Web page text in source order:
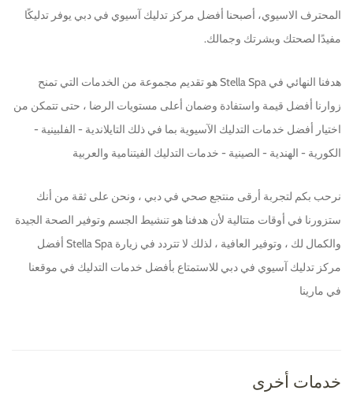
المحترف الاسيوي، أصبحنا أفضل مركز تدليك آسيوي في دبي يوفر تدليكًا
مفيدًا لصحتك وبشرتك وجمالك.
هدفنا النهائي في Stella Spa هو تقديم مجموعة من الخدمات التي تمنح
زوارنا أفضل قيمة واستفادة وضمان أعلى مستويات الرضا ، حتى تتمكن من
اختيار أفضل خدمات التدليك الآسيوية بما في ذلك التايلاندية - الفلبينية -
الكورية - الهندية - الصينية - خدمات التدليك الفيتنامية والعربية
نرحب بكم لتجربة أرقى منتجع صحي في دبي ، ونحن على ثقة من أنك
ستزورنا في أوقات متتالية لأن هدفنا هو تنشيط الجسم وتوفير الصحة الجيدة
والكمال لك ، وتوفير العافية ، لذلك لا تتردد في زيارة Stella Spa أفضل
مركز تدليك آسيوي في دبي للاستمتاع بأفضل خدمات التدليك في موقعنا
في مارينا
خدمات أخرى